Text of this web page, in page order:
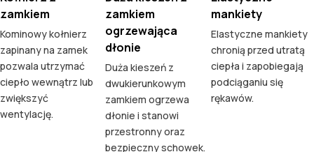
zamkiem
Kominowy kołnierz
zapinany na zamek
pozwala utrzymać
ciepło wewnątrz lub
zwiększyć
wentylację.
zamkiem
ogrzewająca
dłonie
Duża kieszeń z
dwukierunkowym
zamkiem ogrzewa
dłonie i stanowi
przestronny oraz
bezpieczny schowek.
mankiety
Elastyczne mankiety
chronią przed utratą
ciepła i zapobiegają
podciąganiu się
rękawów.